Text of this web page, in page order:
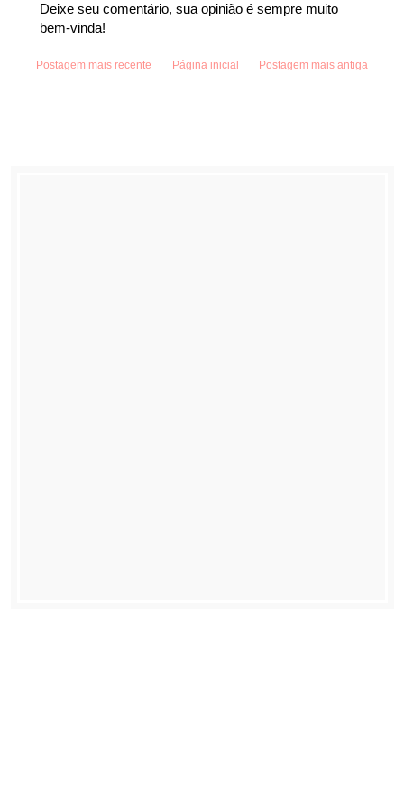
Deixe seu comentário, sua opinião é sempre muito
bem-vinda!
Postagem mais recente Postagem mais antiga
Página inicial